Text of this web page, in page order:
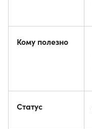
Кому полезно
Статус